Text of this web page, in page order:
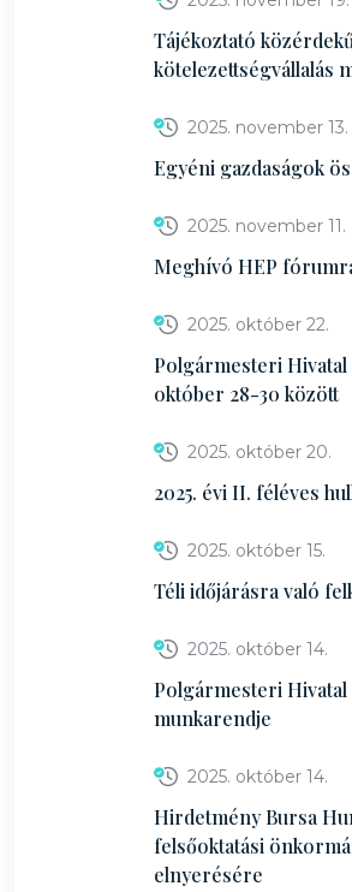
Tájékoztató
kötelezettségvállalás
2025. november 13.
Egyéni gazdaságok
2025. november 11.
Meghívó HEP
2025. október 22.
Polgármesteri Hivatal
október 28-30 között
2025. október 20.
2025. évi II. féléves
2025. október 15.
Téli időjárásra való
2025. október 14.
Polgármesteri
munkarendje
2025. október 14.
Hirdetmény Bursa
felsőoktatási
elnyerésére